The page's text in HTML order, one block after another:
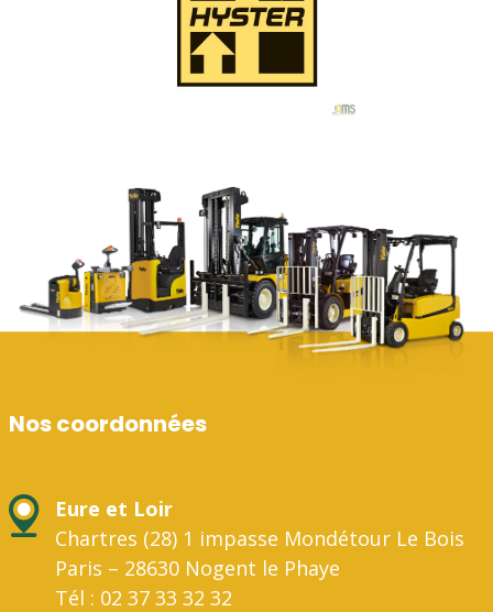
Nos coordonnées
Eure et Loir
Chartres (28) 1 impasse Mondétour Le Bois
Paris – 28630 Nogent le Phaye
Tél : 02 37 33 32 32